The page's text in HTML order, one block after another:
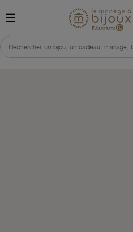
☰
Rechercher un bijou, un cadeau, mariage,